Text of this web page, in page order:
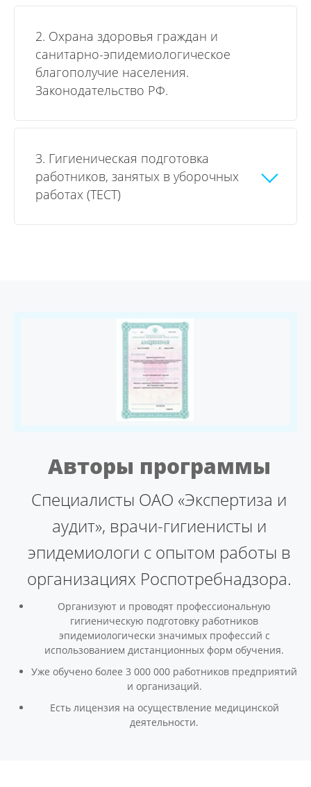
2. Охрана здоровья граждан и
санитарно-эпидемиологическое
благополучие населения.
Законодательство РФ.
3. Гигиеническая подготовка
работников, занятых в уборочных
работах (ТЕСТ)
Авторы программы
Специалисты ОАО «Экспертиза и
аудит», врачи-гигиенисты и
эпидемиологи с опытом работы в
организациях Роспотребнадзора.
Организуют и проводят профессиональную
гигиеническую подготовку работников
эпидемиологически значимых профессий с
использованием дистанционных форм обучения.
Уже обучено более 3 000 000 работников предприятий
и организаций.
Есть лицензия на осуществление медицинской
деятельности.